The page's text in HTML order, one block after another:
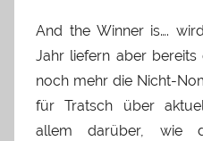
And the Winner is….
Jahr liefern aber bereits
noch mehr die Nicht-
für Tratsch über
allem darüber, wie